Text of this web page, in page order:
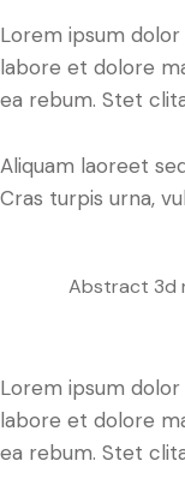
Lorem ipsum
labore et dolore
ea rebum. Stet
Aliquam laoreet
Cras turpis urna,
Abstract 3d
Lorem ipsum
labore et dolore
ea rebum. Stet